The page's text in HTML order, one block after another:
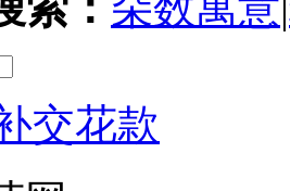
交花款